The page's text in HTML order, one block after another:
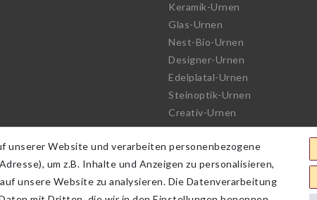
Keramik-Urnen
Glas-Urnen
Nest-Bio-Urnen
Designer-Urnen
Edelplatal-Urnen
Steinoptik-Urnen
Creativ-Urnen
See-Urnen
Bio-Urnen
Haute Couture Urnen
unserer Website und verarbeiten personenbezogene
um z.B. Inhalte und Anzeigen zu personalisieren,
unsere Website zu analysieren. Die Datenverarbeitung